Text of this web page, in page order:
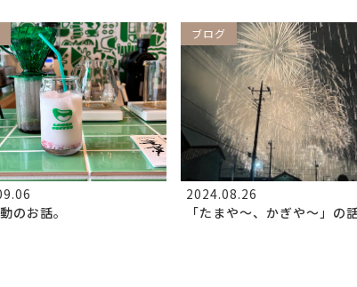
のお話。
ブログ
2024.08.26
「たまや～、かぎや～」の